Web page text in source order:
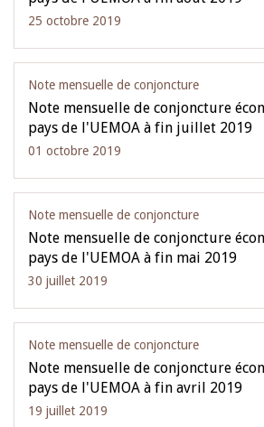
25 octobre 2019
Note mensuelle de conjoncture
Note mensuelle de conjoncture
pays de l'UEMOA à fin juillet 2019
01 octobre 2019
Note mensuelle de conjoncture
Note mensuelle de conjoncture
pays de l'UEMOA à fin mai 2019
30 juillet 2019
Note mensuelle de conjoncture
Note mensuelle de conjoncture
pays de l'UEMOA à fin avril 2019
19 juillet 2019